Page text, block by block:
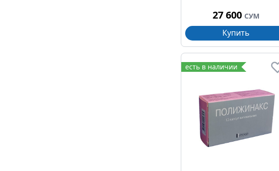
27 600 СУМ
Купить
есть в наличии